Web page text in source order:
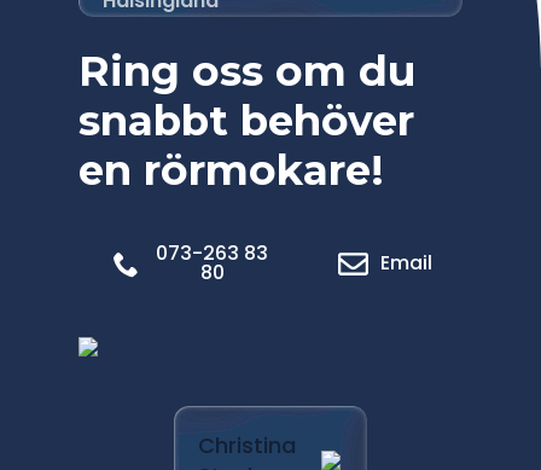
Ring oss om du
snabbt behöver
en rörmokare!
073-263 83
80 Email
Christina